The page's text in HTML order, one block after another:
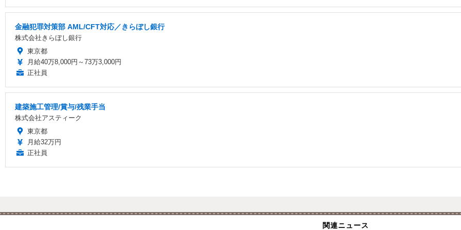
金融犯罪対策部 AML/CFT対応／きらぼし銀行
株式会社きらぼし銀行
東京都
月給40万8,000円～73万3,000円
正社員
建築施工管理/賞与/残業手当
株式会社アスティーク
東京都
月給32万円
正社員
関連ニュース